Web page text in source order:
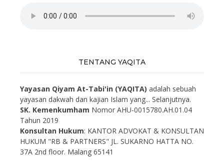
TENTANG YAQITA
Yayasan Qiyam At-Tabi'in (YAQITA) adalah sebuah
yayasan dakwah dan kajian Islam yang... Selanjutnya.
SK. Kemenkumham Nomor AHU-0015780.AH.01.04
Tahun 2019
Konsultan Hukum: KANTOR ADVOKAT & KONSULTAN
HUKUM "RB & PARTNERS" JL. SUKARNO HATTA NO.
37A 2nd floor. Malang 65141